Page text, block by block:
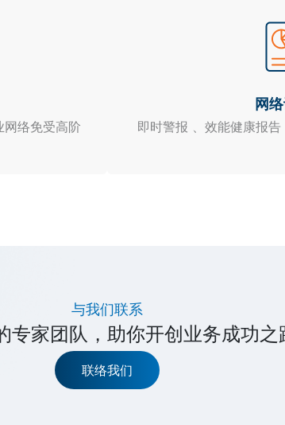
络免受高阶
网
即时警报 、效能健康报
与我们联系
专家团队，助你开创业务成功之
联络我们